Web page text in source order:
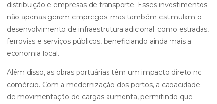
distribuição e empresas de transporte. Esses investimentos
não apenas geram empregos, mas também estimulam o
desenvolvimento de infraestrutura adicional, como estradas,
ferrovias e serviços públicos, beneficiando ainda mais a
economia local.
Além disso, as obras portuárias têm um impacto direto no
comércio. Com a modernização dos portos, a capacidade
de movimentação de cargas aumenta, permitindo que